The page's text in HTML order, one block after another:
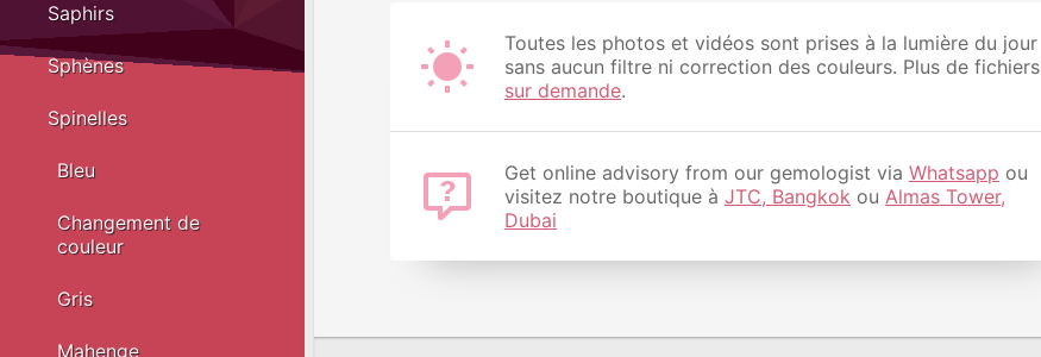
Toutes les photos et vidéos sont prises à la lumière du jour
sans aucun filtre ni correction des couleurs. Plus de fichiers
sur demande.
Get online advisory from our gemologist via Whatsapp ou
visitez notre boutique à JTC, Bangkok ou Almas Tower,
Dubai
Saphirs
Sphènes
Spinelles
Bleu
Changement de
couleur
Gris
Mahenge